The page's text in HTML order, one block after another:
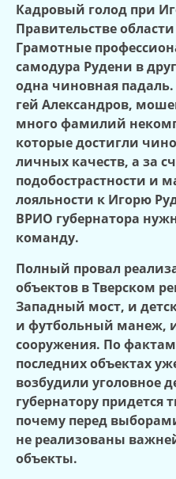
Кадровый голод при
Правительстве
Грамотные
самодура Рудени в
одна чиновная
гей Александров,
много фамилий
которые достигли
личных качеств, а за
подобострастности и
лояльности к Игорю
ВРИО губернатора
команду.
Полный провал
объектов в Тверском
Западный мост, и
и футбольный манеж,
сооружения. По
последних объектах
возбудили уголовное
губернатору придется
почему перед
не реализованы
объекты.